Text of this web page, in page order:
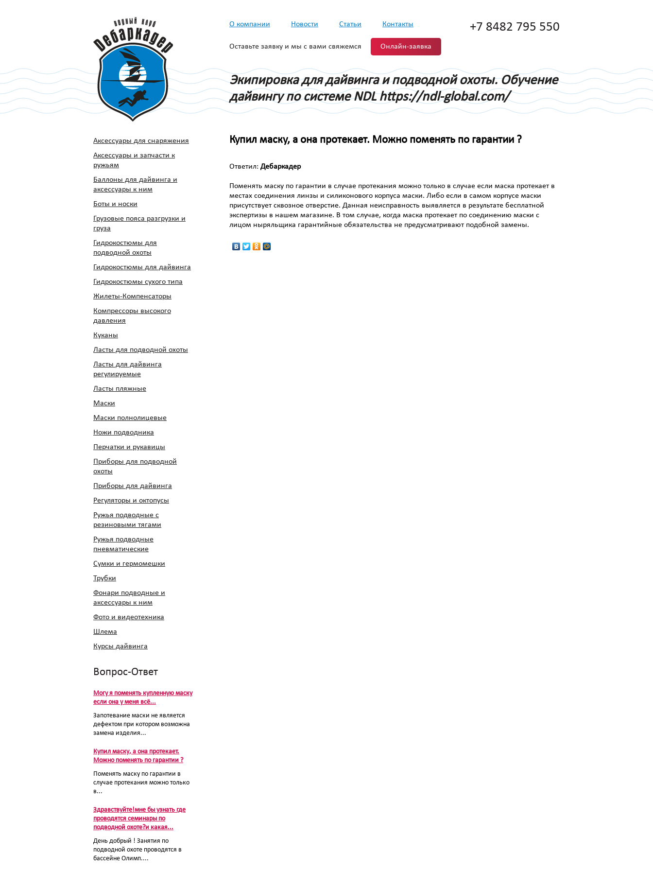
О компании Новости Статьи Контакты
Оставьте заявку и мы с вами свяжемся Онлайн-заявка
+7 8482 795 550
Экипировка для дайвинга и подводной охоты. Обучение
дайвингу по системе NDL https://ndl-global.com/
Аксессуары для снаряжения
Аксессуары и запчасти к
ружьям
Баллоны для дайвинга и
аксессуары к ним
Боты и носки
Грузовые пояса разгрузки и
груза
Гидрокостюмы для
подводной охоты
Гидрокостюмы для дайвинга
Гидрокостюмы сухого типа
Жилеты-Компенсаторы
Компрессоры высокого
давления
Куканы
Ласты для подводной охоты
Ласты для дайвинга
регулируемые
Ласты пляжные
Маски
Маски полнолицевые
Ножи подводника
Перчатки и рукавицы
Приборы для подводной
охоты
Приборы для дайвинга
Регуляторы и октопусы
Ружья подводные с
резиновыми тягами
Ружья подводные
пневматические
Сумки и гермомешки
Трубки
Фонари подводные и
аксессуары к ним
Фото и видеотехника
Шлема
Курсы дайвинга
Вопрос-Ответ
Могу я поменять купленную маску
если она у меня всё...
Запотевание маски не является
дефектом при котором возможна
замена изделия...
Купил маску, а она протекает.
Можно поменять по гарантии ?
Поменять маску по гарантии в
случае протекания можно только
в...
Здравствуйте!мне бы узнать где
проводятся семинары по
подводной охоте?и какая...
День добрый ! Занятия по
подводной охоте проводятся в
бассейне Олимп....
Купил маску, а она протекает. Можно поменять по гарантии ?
Ответил: Дебаркадер
Поменять маску по гарантии в случае протекания можно только в случае если маска протекает в
местах соединения линзы и силиконового корпуса маски. Либо если в самом корпусе маски
присутствует сквозное отверстие. Данная неисправность выявляется в результате бесплатной
экспертизы в нашем магазине. В том случае, когда маска протекает по соединению маски с
лицом ныряльщика гарантийные обязательства не предусматривают подобной замены.